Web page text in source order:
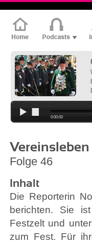
0:00:00
Vereinsleben
Folge 46
Inhalt
Die Reporterin
berichten. Sie
Festzelt und
zum Fest. Für